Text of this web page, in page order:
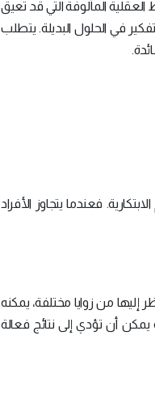
العقلية المألوفة التي قد تعيق
في الحلول البديلة. يتطلب
فعندما يتجاوز الأفراد
إليها من زوايا مختلفة، يمكنه
أن تؤدي إلى نتائج فعالة